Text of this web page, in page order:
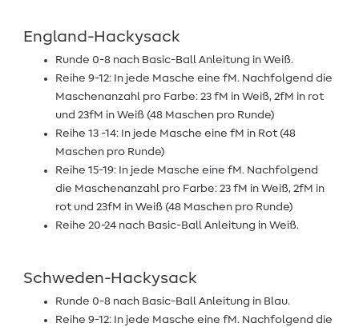
England-Hackysack
Runde 0-8 nach Basic-Ball Anleitung in Weiß.
Reihe 9-12: In jede Masche eine fM. Nachfolgend die
Maschenanzahl pro Farbe: 23 fM in Weiß, 2fM in rot
und 23fM in Weiß (48 Maschen pro Runde)
Reihe 13 -14: In jede Masche eine fM in Rot (48
Maschen pro Runde)
Reihe 15-19: In jede Masche eine fM. Nachfolgend
die Maschenanzahl pro Farbe: 23 fM in Weiß, 2fM in
rot und 23fM in Weiß (48 Maschen pro Runde)
Reihe 20-24 nach Basic-Ball Anleitung in Weiß.
Schweden-Hackysack
Runde 0-8 nach Basic-Ball Anleitung in Blau.
Reihe 9-12: In jede Masche eine fM. Nachfolgend die